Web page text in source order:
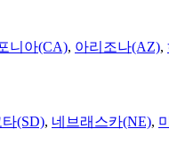
니아(CA), 아리조나(AZ),
(SD), 네브래스카(NE),